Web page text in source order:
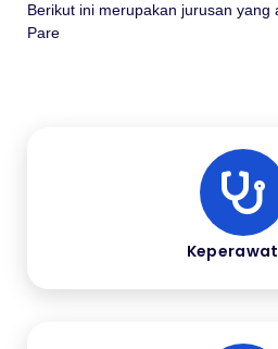
Berikut ini merupakan jurusan yang
Pare